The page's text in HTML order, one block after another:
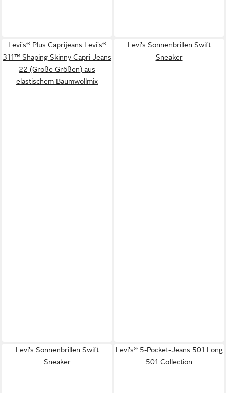
Levi's® Plus Caprijeans Levi's®
311™ Shaping Skinny Capri Jeans
22 (Große Größen) aus
elastischem Baumwollmix
Levi's Sonnenbrillen Swift
Sneaker
Levi's Sonnenbrillen Swift
Sneaker
Levi's® 5-Pocket-Jeans 501 Long
501 Collection